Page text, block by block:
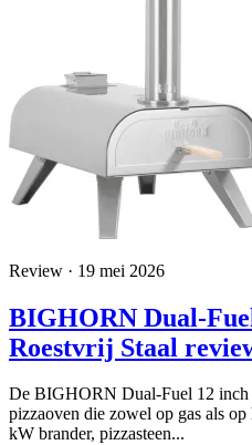
Review · 19 mei 2026
BIGHORN Dual-
Roestvrij Staal
De BIGHORN Dual-Fuel 12 inch
pizzaoven die zowel op gas als
kW brander, pizzasteen...